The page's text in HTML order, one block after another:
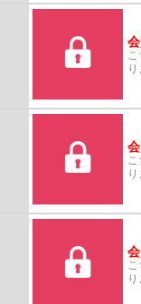
心地よく過ごせる、
り
り
り